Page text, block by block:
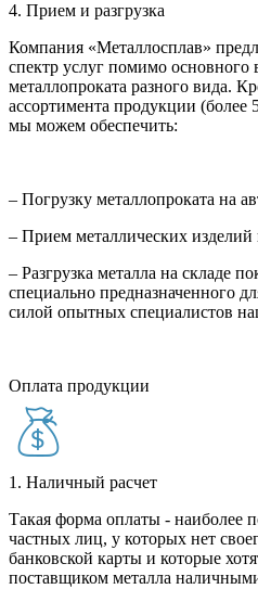
4. Прием и разгрузка
Компания «Металлосплав»
спектр услуг помимо основного
металлопроката разного вида.
ассортимента продукции (более
мы можем обеспечить:
– Погрузку металлопроката на
– Прием металлических изделий
– Разгрузка металла на складе
специально предназначенного
силой опытных специалистов
Оплата продукции
1. Наличный расчет
Такая форма оплаты - наиболее
частных лиц, у которых нет
банковской карты и которые
поставщиком металла